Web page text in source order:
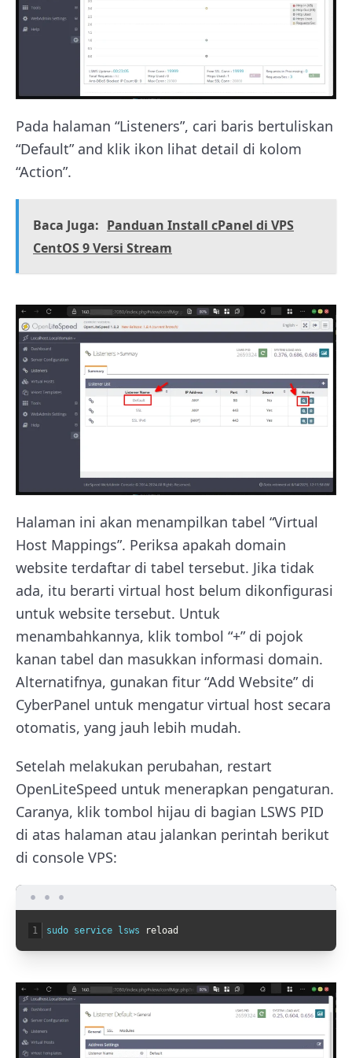
Pada halaman “Listeners”, cari baris bertuliskan
“Default” and klik ikon lihat detail di kolom
“Action”.
Baca Juga: Panduan Install cPanel di VPS
CentOS 9 Versi Stream
Halaman ini akan menampilkan tabel “Virtual
Host Mappings”. Periksa apakah domain
website terdaftar di tabel tersebut. Jika tidak
ada, itu berarti virtual host belum dikonfigurasi
untuk website tersebut. Untuk
menambahkannya, klik tombol “+” di pojok
kanan tabel dan masukkan informasi domain.
Alternatifnya, gunakan fitur “Add Website” di
CyberPanel untuk mengatur virtual host secara
otomatis, yang jauh lebih mudah.
Setelah melakukan perubahan, restart
OpenLiteSpeed untuk menerapkan pengaturan.
Caranya, klik tombol hijau di bagian LSWS PID
di atas halaman atau jalankan perintah berikut
di console VPS:
1 sudo service lsws reload